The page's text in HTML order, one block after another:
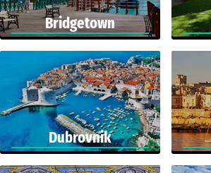
Bridgetown
Dubrovnik